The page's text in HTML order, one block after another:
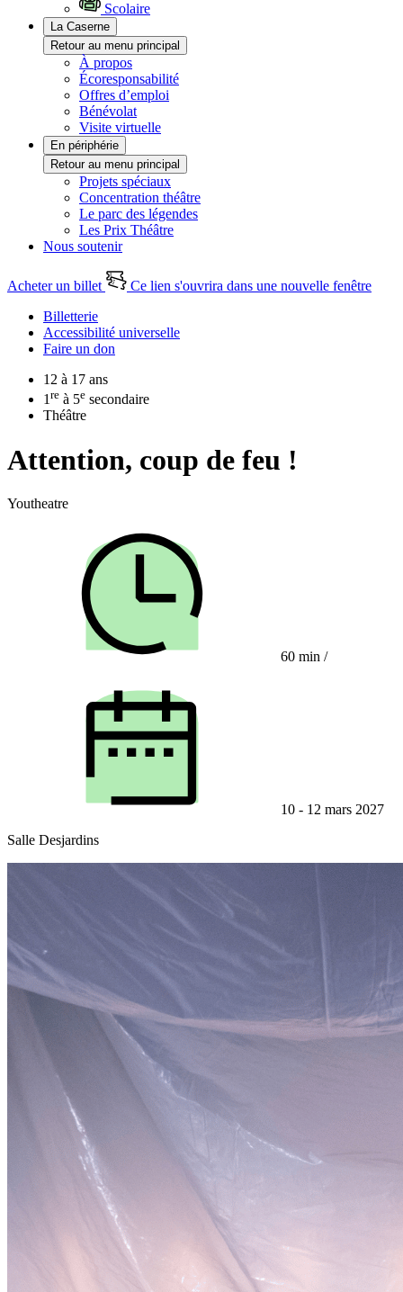
Scolaire
La Caserne
Retour au menu principal
À propos
Écoresponsabilité
Offres d’emploi
Bénévolat
Visite virtuelle
En périphérie
Retour au menu principal
Projets spéciaux
Concentration théâtre
Le parc des légendes
Les Prix Théâtre
Nous soutenir
Acheter un billet
Ce lien s'ouvrira dans une nouvelle fenêtre
Billetterie
Accessibilité universelle
Faire un don
12 à 17 ans
1 re à 5e secondaire
Théâtre
Attention, coup de feu !
Youtheatre
60 min /
10 - 12 mars 2027
Salle Desjardins